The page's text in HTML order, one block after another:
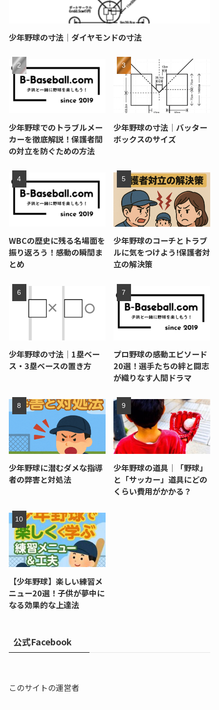
少年野球の寸法｜ダイヤモンドの寸法
少年野球でのトラブルメー
カーを徹底解説！保護者間
の対立を防ぐための方法
少年野球の寸法｜バッター
ボックスのサイズ
WBCの歴史に残る名場面を
振り返ろう！感動の瞬間ま
とめ
少年野球のコーチとトラブ
ルに気をつけよう!保護者対
立の解決策
少年野球の寸法｜1塁ベー
ス・3塁ベースの置き方
プロ野球の感動エピソード
20選！選手たちの絆と闘志
が織りなす人間ドラマ
少年野球に潜むダメな指導
者の弊害と対処法
少年野球の道具｜「野球」
と「サッカー」道具にどの
くらい費用がかかる？
【少年野球】楽しい練習メ
ニュー20選！子供が夢中に
なる効果的な上達法
公式Facebook
このサイトの運営者